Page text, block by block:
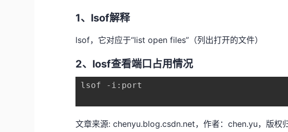
1、lsof解释
lsof，它对应于“list open files”（列出打开的文件）
2、losf查看端口占用情况
lsof -i:port
文章来源: chenyu.blog.csdn.net，作者：chen.yu，版权